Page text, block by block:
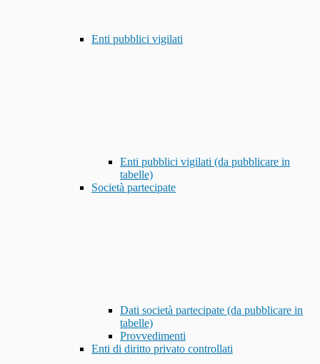
Enti pubblici vigilati
Enti pubblici vigilati (da pubblicare in
tabelle)
Società partecipate
Dati società partecipate (da pubblicare in
tabelle)
Provvedimenti
Enti di diritto privato controllati